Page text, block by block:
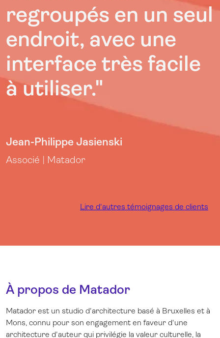
regroupés en un seul
endroit, avec une
interface très facile
à utiliser."
Jean-Philippe Jasienski
Associé | Matador
Lire d'autres témoignages de clients
À propos de Matador
Matador est un studio d'architecture basé à Bruxelles et à
Mons, connu pour son engagement en faveur d'une
architecture d'auteur qui privilégie la valeur culturelle, la